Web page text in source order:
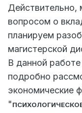
Действительно,
вопросом о
планируем
магистерской
В данной
подробно
экономические
"